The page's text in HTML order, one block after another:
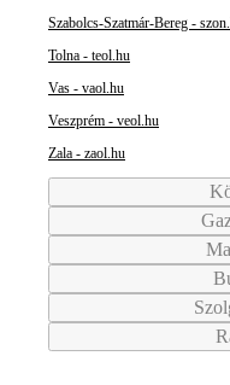
Szabolcs-Szatmár-Bereg -
Tolna - teol.hu
Vas - vaol.hu
Veszprém - veol.hu
Zala - zaol.hu